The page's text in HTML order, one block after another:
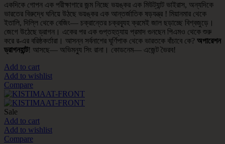
একদিকে গোপন এক পরীক্ষাগারে জন্ম নিচ্ছে ভয়ঙ্কর এক মিউট্যান্ট ভাইরাস, অন্যদিকে
ভারতের বিরুদ্ধে ঘনিয়ে উঠছে ভয়ঙ্কর এক আন্তর্জাতিক ষড়যন্ত্র ! মিয়ানমার থেকে
ইতালি, দিল্লি থেকে বেজিং— চক্রান্তের চক্রব্যূহ ক্রমেই জাল ছড়াচ্ছে বিশ্বজুড়ে।
জেগে উঠেছে ড্রাগন। একের পর এক গুপ্তহত্যায় প্রমাদ গুনছেন পিএমও থেকে শুরু
করে র-এর বরিষ্ঠকর্তারা। আসন্ন সর্বনাশের ঘূর্ণিপাক থেকে ভারতকে বাঁচাবে কে? অপারেশন
ড্রাগনহান্ট! আসছে— অভিমন্যু সিং রানা। কোডনেম— এজেন্ট ভৈরব!
Add to cart
Add to wishlist
Compare
Sale
Add to cart
Add to wishlist
Compare